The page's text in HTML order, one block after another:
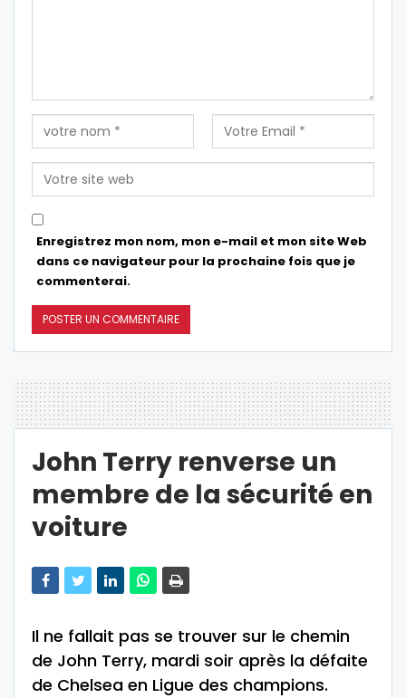
Enregistrez mon nom, mon e-mail et mon site Web
dans ce navigateur pour la prochaine fois que je
commenterai.
John Terry renverse un
membre de la sécurité en
voiture
Il ne fallait pas se trouver sur le chemin
de John Terry, mardi soir après la défaite
de Chelsea en Ligue des champions.